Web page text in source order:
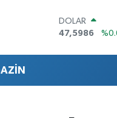
DOLAR
47,5986